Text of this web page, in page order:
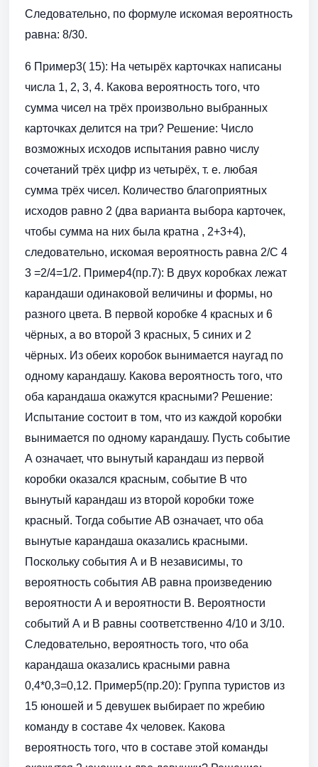
Следовательно, по формуле искомая вероятность
равна: 8/30.
6 Пример3( 15): На четырёх карточках написаны
числа 1, 2, 3, 4. Какова вероятность того, что
сумма чисел на трёх произвольно выбранных
карточках делится на три? Решение: Число
возможных исходов испытания равно числу
сочетаний трёх цифр из четырёх, т. е. любая
сумма трёх чисел. Количество благоприятных
исходов равно 2 (два варианта выбора карточек,
чтобы сумма на них была кратна , 2+3+4),
следовательно, искомая вероятность равна 2/С 4
3 =2/4=1/2. Пример4(пр.7): В двух коробках лежат
карандаши одинаковой величины и формы, но
разного цвета. В первой коробке 4 красных и 6
чёрных, а во второй 3 красных, 5 синих и 2
чёрных. Из обеих коробок вынимается наугад по
одному карандашу. Какова вероятность того, что
оба карандаша окажутся красными? Решение:
Испытание состоит в том, что из каждой коробки
вынимается по одному карандашу. Пусть событие
А означает, что вынутый карандаш из первой
коробки оказался красным, событие В что
вынутый карандаш из второй коробки тоже
красный. Тогда событие АВ означает, что оба
вынутые карандаша оказались красными.
Поскольку события А и В независимы, то
вероятность события АВ равна произведению
вероятности А и вероятности В. Вероятности
событий А и В равны соответственно 4/10 и 3/10.
Следовательно, вероятность того, что оба
карандаша оказались красными равна
0,4*0,3=0,12. Пример5(пр.20): Группа туристов из
15 юношей и 5 девушек выбирает по жребию
команду в составе 4х человек. Какова
вероятность того, что в составе этой команды